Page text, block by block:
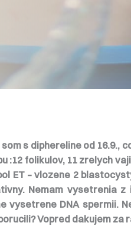
s diphereline od 16.9.,
:12 folikulov, 11 zrelych
ET – vlozene 2
Nemam vysetrenia
DNA spermii.
Vopred dakujem za